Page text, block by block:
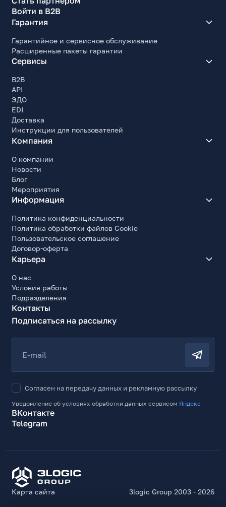
Войти в B2B
Гарантия
Гарантийное и сервисное обслуживание
Расширенные пакеты гарантии
Сервисы
B2B
API
ЭДО
EDI
Доставка
Инструкции для пользователей
Компания
О компании
Новости
Блог
Мероприятия
Информация
Политика конфиденциальности
Политика обработки файлов Cookie
Пользовательское соглашение
Договор-оферта
Карьера
О нас
Условия работы
Подразделения
Контакты
Подписаться на рассылку
E-mail
Согласен на передачу данных и рекламную рассылку
Уведомление об условиях обработки данных сервисом Яндекс
ВКонтакте
Telegram
Карта сайта 3logic Group 2003 - 2026